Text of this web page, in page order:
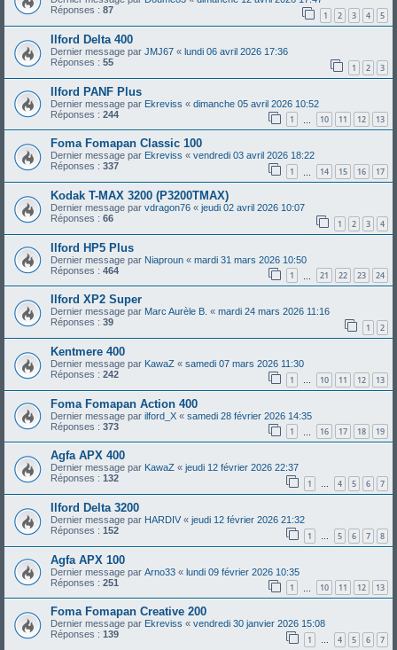
Réponses : 87 1 2 3 4 5
Ilford Delta 400
Dernier message par JMJ67 « lundi 06 avril 2026 17:36
Réponses : 55 1 2 3
Ilford PANF Plus
Dernier message par Ekreviss « dimanche 05 avril 2026 10:52
Réponses : 244 1 10 11 12 13
Foma Fomapan Classic 100
Dernier message par Ekreviss « vendredi 03 avril 2026 18:22
Réponses : 337 1 14 15 16 17
Kodak T-MAX 3200 (P3200TMAX)
Dernier message par vdragon76 « jeudi 02 avril 2026 10:07
Réponses : 66 1 2 3 4
Ilford HP5 Plus
Dernier message par Niaproun « mardi 31 mars 2026 10:50
Réponses : 464 1 21 22 23 24
Ilford XP2 Super
Dernier message par Marc Aurèle B. « mardi 24 mars 2026 11:16
Réponses : 39 1 2
Kentmere 400
Dernier message par KawaZ « samedi 07 mars 2026 11:30
Réponses : 242 1 … 10 11 12 13
Foma Fomapan Action 400
Dernier message par ilford_X « samedi 28 février 2026 14:35
Réponses : 373 1 16 17 18 19
Agfa APX 400
Dernier message par KawaZ « jeudi 12 février 2026 22:37
Réponses : 132 1 … 4 5 6 7
Ilford Delta 3200
Dernier message par HARDIV « jeudi 12 février 2026 21:32
Réponses : 152 1 5 6 7 8
Agfa APX 100
Dernier message par Arno33 « lundi 09 février 2026 10:35
Réponses : 251 1 10 11 12 13
Foma Fomapan Creative 200
Dernier message par Ekreviss « vendredi 30 janvier 2026 15:08
Réponses : 139 1 … 4 5 6 7